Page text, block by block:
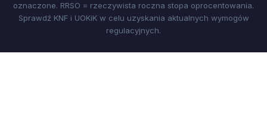
oznaczone. RRSO = rzeczywista roczna stopa oprocentowania.
Sprawdź KNF i UOKiK w celu uzyskania aktualnych wymogów
regulacyjnych.